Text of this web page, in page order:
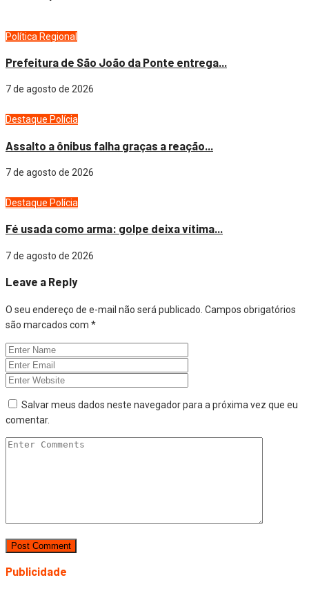
Política Regional
Prefeitura de São João da Ponte entrega...
7 de agosto de 2026
Destaque Polícia
Assalto a ônibus falha graças a reação...
7 de agosto de 2026
Destaque Polícia
Fé usada como arma: golpe deixa vítima...
7 de agosto de 2026
Leave a Reply
O seu endereço de e-mail não será publicado. Campos obrigatórios
são marcados com *
Salvar meus dados neste navegador para a próxima vez que eu
comentar.
Publicidade